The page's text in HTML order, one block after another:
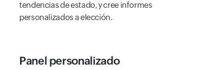
tendencias de estado, y cree informes
personalizados a elección.
Panel personalizado